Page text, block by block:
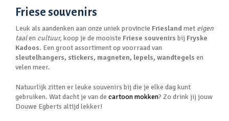
Friese souvenirs
Leuk als aandenken aan onze uniek provincie Friesland met eigen
taalen cultuur,koop je de mooiste Friese souvenirs bij Fryske
Kadoos. Een groot assortiment op voorraad van
sleutelhangers, stickers, magneten, lepels, wandtegels en
velen meer.
Natuurlijk zitten er leuke souvenirs bij die je elke dag kunt
gebruiken. Wat dacht je van decartoon mokken? Zo drink jij jouw
Douwe Egberts altijd lekker!